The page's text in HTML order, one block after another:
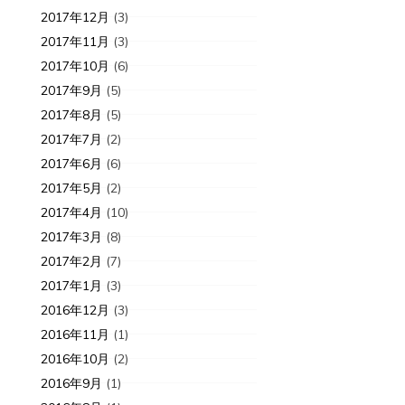
2017年12月 (3)
2017年11月 (3)
2017年10月 (6)
2017年9月 (5)
2017年8月 (5)
2017年7月 (2)
2017年6月 (6)
2017年5月 (2)
2017年4月 (10)
2017年3月 (8)
2017年2月 (7)
2017年1月 (3)
2016年12月 (3)
2016年11月 (1)
2016年10月 (2)
2016年9月 (1)